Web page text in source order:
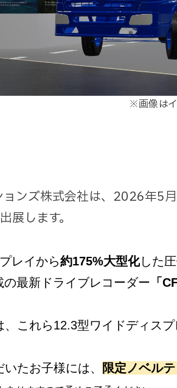
、デザインは変
ンズ株式会社は、2026年5
展します。
レイから約175%大型化した
最新ドライブレコーダー 「
これら12.3型ワイドディス
たお子様には、 限定ノベル